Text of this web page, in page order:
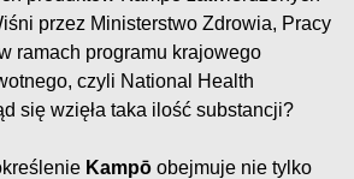
przez Ministerstwo Zdrowia, Pracy
ramach programu krajowego
czyli National Health
się wzięła taka ilość substancji?
Kampō obejmuje nie tylko